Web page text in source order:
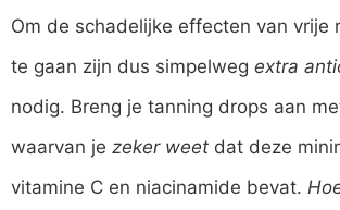
Om de schadelijke effecten van vrije
te gaan zijn dus simpelweg extra
nodig. Breng je tanning drops aan
waarvan je zeker weet dat deze
vitamine C en niacinamide bevat.